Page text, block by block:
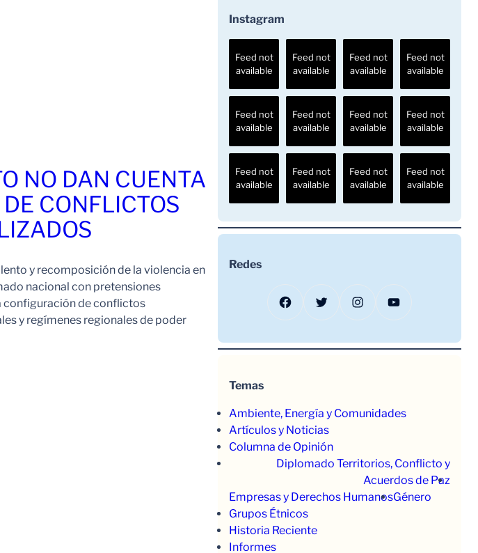
NO DAN CUENTA
CONFLICTOS
y recomposición de la violencia en
nacional con pretensiones
configuración de conflictos
y regímenes regionales de poder
Instagram
Feed not
available
Feed not
available
Feed not
available
Feed not
available
Feed not
available
Feed not
available
Feed not
available
Feed not
available
Feed not
available
Feed not
available
Feed not
available
Feed not
available
Redes
Facebook Twitter Instagram YouTube
Temas
Ambiente, Energía y Comunidades
Artículos y Noticias
Columna de Opinión
Diplomado Territorios, Conflicto y
Acuerdos de Paz
Empresas y Derechos HumanosGénero
Grupos Étnicos
Historia Reciente
Informes